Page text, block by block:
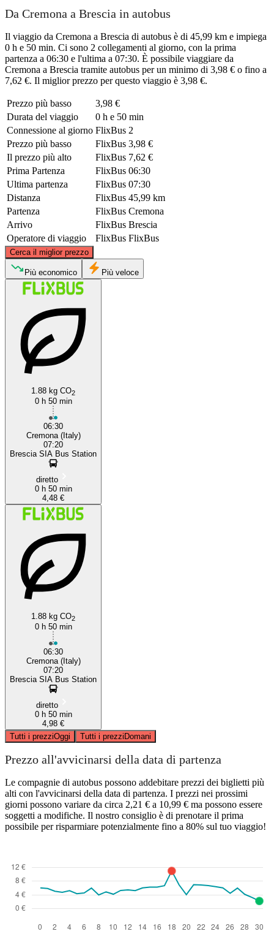
Da Cremona a Brescia in autobus
Il viaggio da Cremona a Brescia di autobus è di 45,99 km e impiega
0 h e 50 min. Ci sono 2 collegamenti al giorno, con la prima
partenza a 06:30 e l'ultima a 07:30. È possibile viaggiare da
Cremona a Brescia tramite autobus per un minimo di 3,98 € o fino a
7,62 €. Il miglior prezzo per questo viaggio è 3,98 €.
Prezzo più basso
3,98 €
Durata del viaggio
0 h e 50 min
Connessione al giorno FlixBus 2
Prezzo più basso
FlixBus 3,98 €
Il prezzo più alto
FlixBus 7,62 €
Prima Partenza
FlixBus 06:30
Ultima partenza
FlixBus 07:30
Distanza
FlixBus 45,99 km
Partenza
FlixBus Cremona
Arrivo
FlixBus Brescia
Operatore di viaggio
FlixBus FlixBus
Cerca il miglior prezzo
©CARTO
Più economico Più veloce
1.88 kg CO2
0 h 50 min
06:30
Cremona (Italy)
07:20
Brescia SIA Bus Station
diretto
0 h 50 min
4,48 €
1.88 kg CO2
0 h 50 min
06:30
Cremona (Italy)
07:20
Brescia SIA Bus Station
diretto
0 h 50 min
4,98 €
Tutti i prezziOggi Tutti i prezziDomani
Prezzo all'avvicinarsi della data di partenza
Le compagnie di autobus possono addebitare prezzi dei biglietti più
alti con l'avvicinarsi della data di partenza. I prezzi nei prossimi
giorni possono variare da circa 2,21 € a 10,99 € ma possono essere
soggetti a modifiche. Il nostro consiglio è di prenotare il prima
possibile per risparmiare potenzialmente fino a 80% sul tuo viaggio!